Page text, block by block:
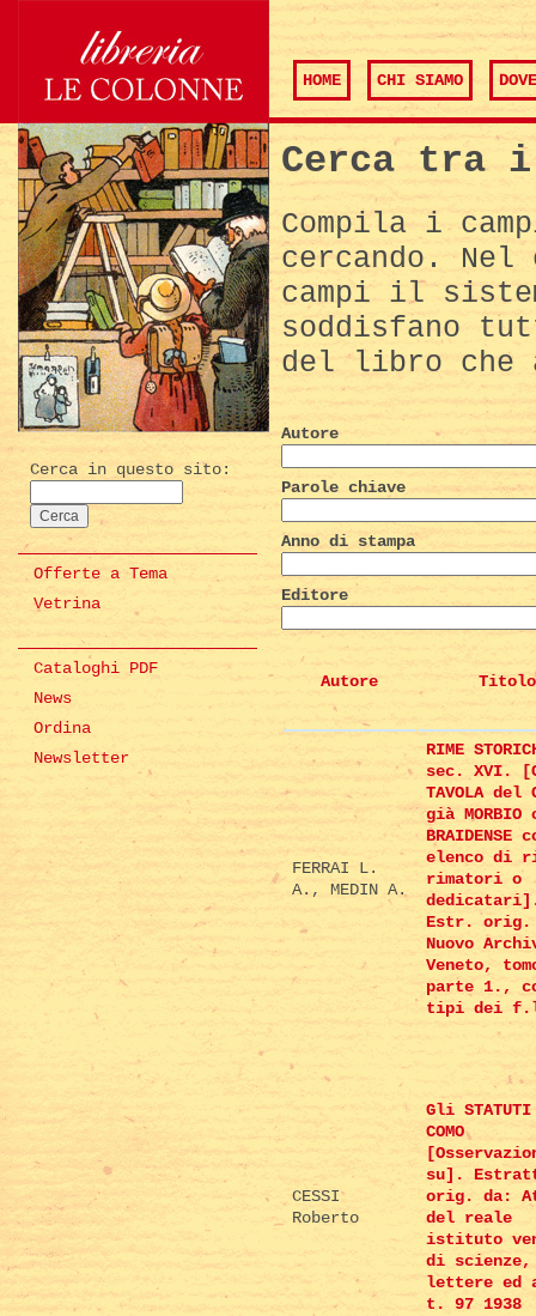
HOME CHI SIAMO
Cerca in questo sito:
Offerte a Tema
Vetrina
Cataloghi PDF
News
Ordina
Newsletter
Cerca tra
Compila i
cercando.
campi il
soddisfano
del libro che
Autore
Parole chiave
Anno di stampa
Editore
Autore Titolo
FERRAI L.
A., MEDIN A.
RIME
sec. XVI.
TAVOLA del
già MORBIO
BRAIDENSE
elenco di
rimatori o
Estr. orig.
Nuovo
Veneto,
parte 1.,
tipi dei
CESSI
Roberto
Gli
COMO
su].
orig. da:
del reale
istituto
di scienze,
lettere ed
t. 97 1938